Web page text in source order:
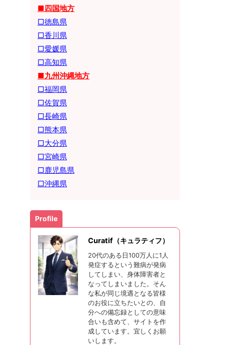
■四国地方
□徳島県
□香川県
□愛媛県
□高知県
■九州沖縄地方
□福岡県
□佐賀県
□長崎県
□熊本県
□大分県
□宮崎県
□鹿児島県
□沖縄県
Profile
Curatif（キュラティフ）
20代のある日100万人に1人
発症するという難病が発病
してしまい、身体障害者と
なってしまいました。そん
な私が同じ境遇となる皆様
のお役に立ちたいとの、自
分への備忘録としての意味
合いも含めて、サイトを作
成しています。宜しくお願
いします。